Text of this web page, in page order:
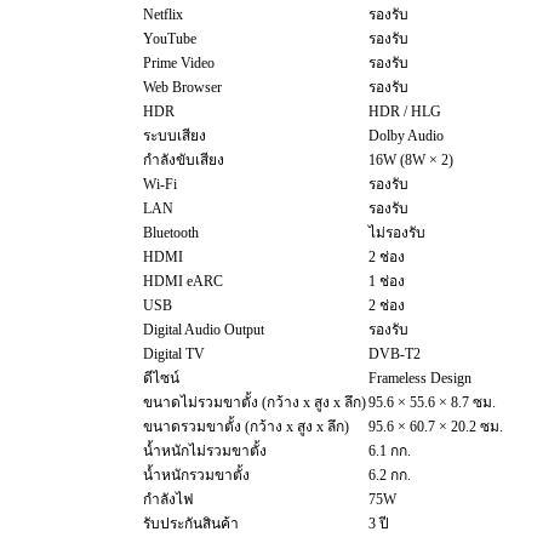
Netflix
รองรับ
YouTube
รองรับ
Prime Video
รองรับ
Web Browser
รองรับ
HDR
HDR / HLG
ระบบเสียง
Dolby Audio
กำลังขับเสียง
16W (8W × 2)
Wi-Fi
รองรับ
LAN
รองรับ
Bluetooth
ไม่รองรับ
HDMI
2 ช่อง
HDMI eARC
1 ช่อง
USB
2 ช่อง
Digital Audio Output
รองรับ
Digital TV
DVB-T2
ดีไซน์
Frameless Design
ขนาดไม่รวมขาตั้ง (กว้าง x สูง x ลึก)95.6 × 55.6 × 8.7 ซม.
ขนาดรวมขาตั้ง (กว้าง x สูง x ลึก)
95.6 × 60.7 × 20.2 ซม.
น้ำหนักไม่รวมขาตั้ง
6.1 กก.
น้ำหนักรวมขาตั้ง
6.2 กก.
กำลังไฟ
75W
รับประกันสินค้า
3 ปี